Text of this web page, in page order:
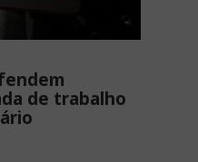
de trabalho